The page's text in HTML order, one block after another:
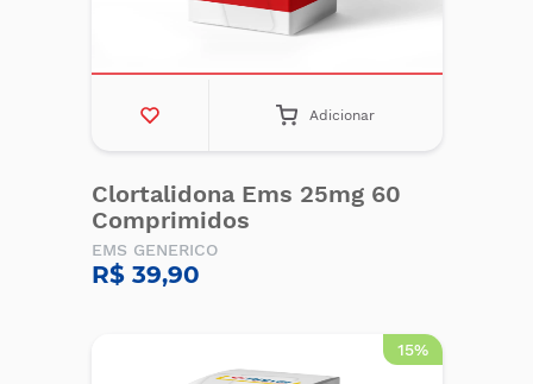
Adicionar
Clortalidona Ems 25mg 60
Comprimidos
EMS GENERICO
R$ 39,90
15%